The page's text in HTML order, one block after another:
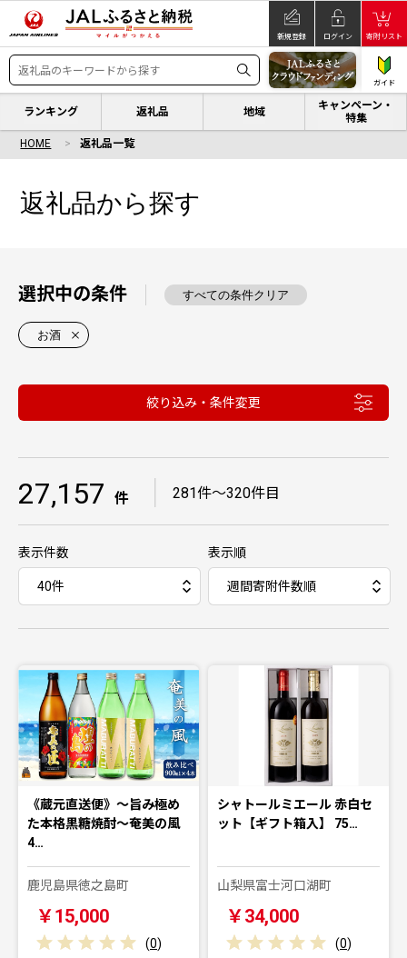
新規登録 ログイン 寄附リスト
ガイド
ランキング 返礼品 地域
キャンペーン・
特集
HOME 返礼品一覧
返礼品から探す
選択中の条件 すべての条件クリア
お酒
絞り込み・条件変更
27,157 件 281件〜320件目
表示件数 表示順
《蔵元直送便》～旨み極め
た本格黒糖焼酎～奄美の風
4…
鹿児島県徳之島町
￥15,000
(0)
シャトールミエール 赤白セ
ット【ギフト箱入】 75…
山梨県富士河口湖町
￥34,000
(0)